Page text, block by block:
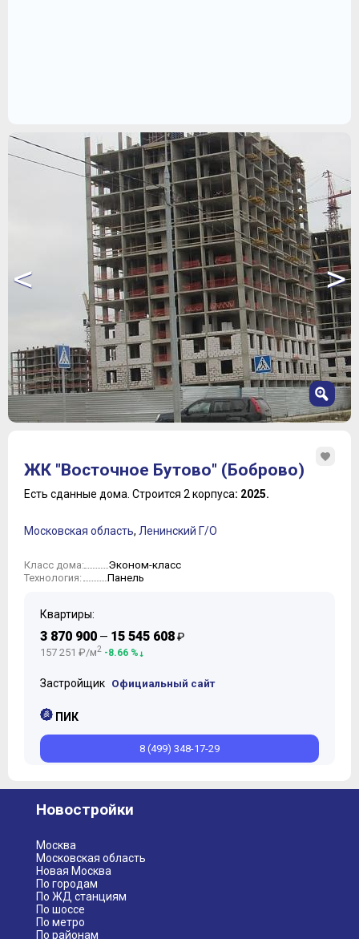
< >
3
4
6
8
9
ЖК "Восточное Бутово" (Боброво)
Есть сданные дома. Строится 2 корпуса: 2025.
Московская область, Ленинский Г/О
Класс дома: Эконом-класс
Технология: Панель
Квартиры:
3 870 900 — 15 545 608₽
157 251 ₽/м2 -8.66 %
Застройщик Официальный сайт
ПИК
8 (499) 348-17-29
Новостройки
Москва
Московская область
Новая Москва
По городам
По ЖД станциям
По шоссе
По метро
По районам